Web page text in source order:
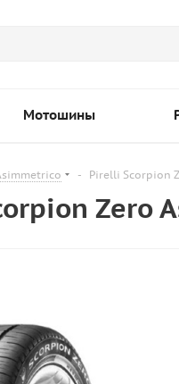
Мотошины
- Pirelli Scorpion
Zero